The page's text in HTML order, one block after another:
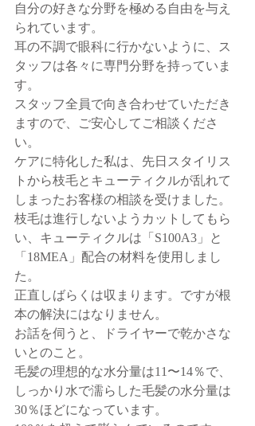
自分の好きな分野を極める自由を与え
られています。
耳の不調で眼科に行かないように、ス
タッフは各々に専門分野を持っていま
す。
スタッフ全員で向き合わせていただき
ますので、ご安心してご相談くださ
い。
ケアに特化した私は、先日スタイリス
トから枝毛とキューティクルが乱れて
しまったお客様の相談を受けました。
枝毛は進行しないようカットしてもら
い、キューティクルは「S100A3」と
「18MEA」配合の材料を使用しまし
た。
正直しばらくは収まります。ですが根
本の解決にはなりません。
お話を伺うと、ドライヤーで乾かさな
いとのこと。
毛髪の理想的な水分量は11〜14％で、
しっかり水で濡らした毛髪の水分量は
30％ほどになっています。